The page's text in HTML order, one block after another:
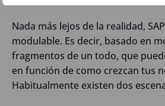
Nada más lejos de la realidad,
modulable. Es decir, basado en
fragmentos de un todo, que
en función de como crezcan tus
Habitualmente existen dos